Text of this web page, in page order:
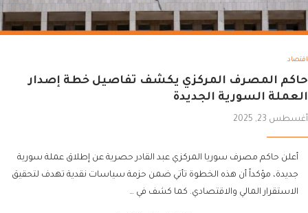
اقتصاد
حاكم المصرف المركزي يكشف تفاصيل خطة إصدار
العملة السورية الجديدة
أغسطس 23, 2025
أعلن حاكم مصرف سوريا المركزي عبد القادر حصرية عن إطلاق عملة سورية
جديدة، مؤكداً أن هذه الخطوة تأتي ضمن حزمة سياسات نقدية تهدف لتحقيق
الاستقرار المالي والاقتصادي. كما كشف في …